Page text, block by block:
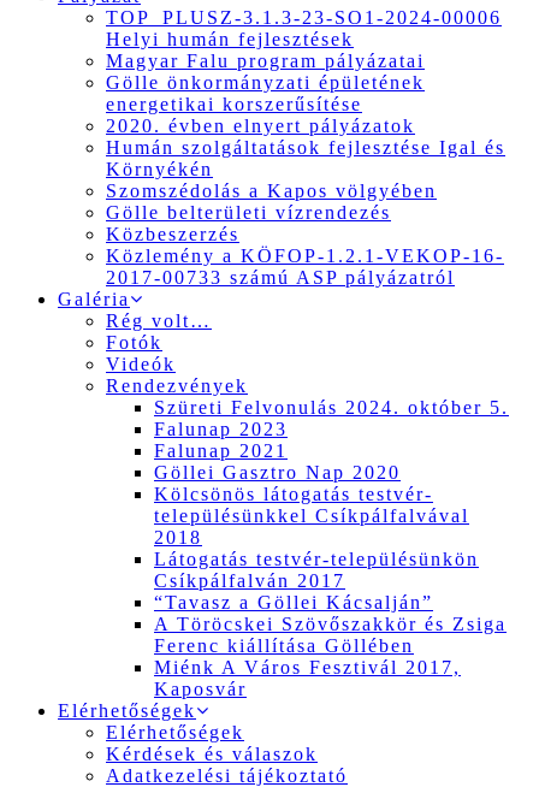
TOP_PLUSZ-3.1.3-23-SO1-2024-00006
Helyi humán fejlesztések
Magyar Falu program pályázatai
Gölle önkormányzati épületének
energetikai korszerűsítése
2020. évben elnyert pályázatok
Humán szolgáltatások fejlesztése Igal és
Környékén
Szomszédolás a Kapos völgyében
Gölle belterületi vízrendezés
Közbeszerzés
Közlemény a KÖFOP-1.2.1-VEKOP-16-
2017-00733 számú ASP pályázatról
Galéria
Rég volt…
Fotók
Videók
Rendezvények
Szüreti Felvonulás 2024. október 5.
Falunap 2023
Falunap 2021
Göllei Gasztro Nap 2020
Kölcsönös látogatás testvér-
településünkkel Csíkpálfalvával
2018
Látogatás testvér-településünkön
Csíkpálfalván 2017
“Tavasz a Göllei Kácsalján”
A Töröcskei Szövőszakkör és Zsiga
Ferenc kiállítása Göllében
Miénk A Város Fesztivál 2017,
Kaposvár
Elérhetőségek
Elérhetőségek
Kérdések és válaszok
Adatkezelési tájékoztató